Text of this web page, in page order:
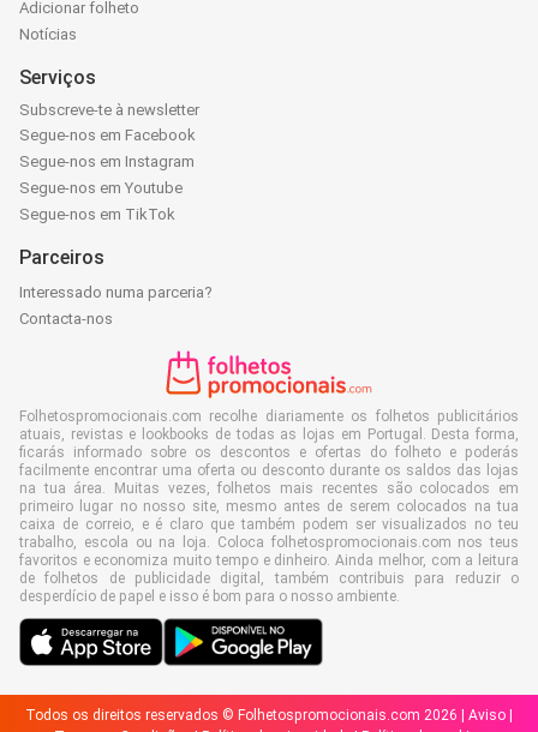
Adicionar folheto
Notícias
Serviços
Subscreve-te à newsletter
Segue-nos em Facebook
Segue-nos em Instagram
Segue-nos em Youtube
Segue-nos em TikTok
Parceiros
Interessado numa parceria?
Contacta-nos
Folhetospromocionais.com recolhe diariamente os folhetos publicitários
atuais, revistas e lookbooks de todas as lojas em Portugal. Desta forma,
ficarás informado sobre os descontos e ofertas do folheto e poderás
facilmente encontrar uma oferta ou desconto durante os saldos das lojas
na tua área. Muitas vezes, folhetos mais recentes são colocados em
primeiro lugar no nosso site, mesmo antes de serem colocados na tua
caixa de correio, e é claro que também podem ser visualizados no teu
trabalho, escola ou na loja. Coloca folhetospromocionais.com nos teus
favoritos e economiza muito tempo e dinheiro. Ainda melhor, com a leitura
de folhetos de publicidade digital, também contribuis para reduzir o
desperdício de papel e isso é bom para o nosso ambiente.
Todos os direitos reservados © Folhetospromocionais.com 2026 | Aviso